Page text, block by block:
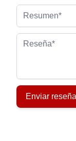
Reseña
Enviar reseña